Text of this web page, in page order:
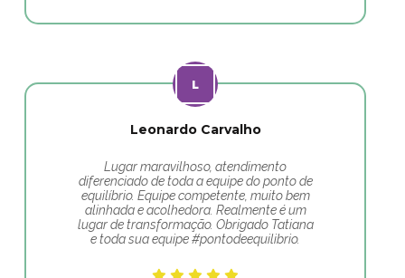
Leonardo Carvalho
Lugar maravilhoso, atendimento
diferenciado de toda a equipe do ponto de
equilíbrio. Equipe competente, muito bem
alinhada e acolhedora. Realmente é um
lugar de transformação. Obrigado Tatiana
e toda sua equipe #pontodeequilibrio.